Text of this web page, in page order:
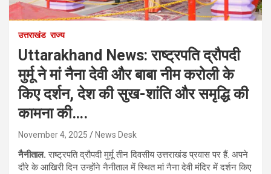
उत्तराखंड राज्य
Uttarakhand News: राष्ट्रपति द्रौपदी
मुर्मू ने मां नैना देवी और बाबा नीम करोली के
किए दर्शन, देश की सुख-शांति और समृद्धि की
कामना की….
November 4, 2025 News Desk
नैनीताल.राष्ट्रपति द्रौपदी मुर्मू तीन दिवसीय उत्तराखंड प्रवास पर हैं. अपने
दौरे के आखिरी दिन उन्होंने नैनीताल में स्थित मां नैना देवी मंदिर में दर्शन किए